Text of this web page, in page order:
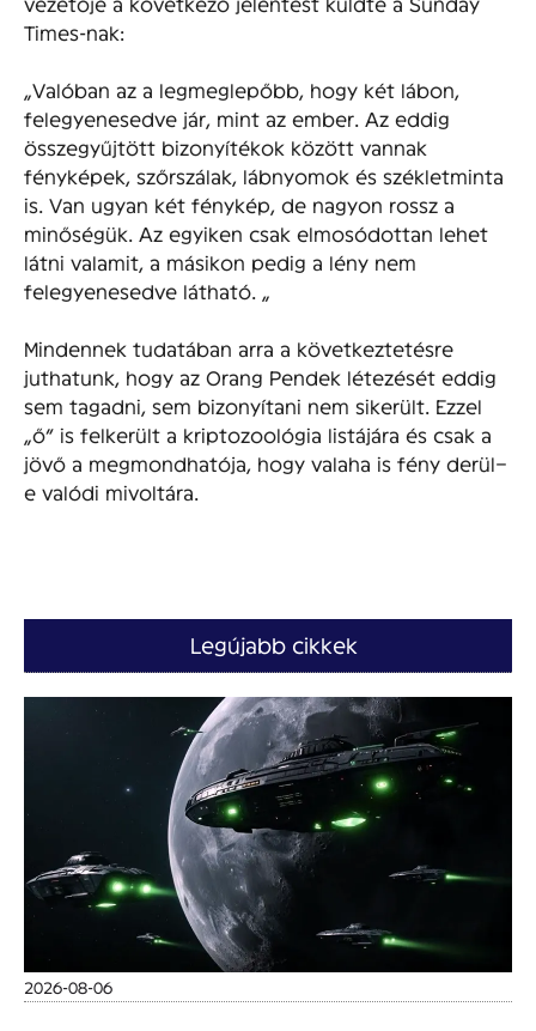
Times-nak:
„Valóban az a legmeglepőbb, hogy két lábon,
felegyenesedve jár, mint az ember. Az eddig
összegyűjtött bizonyítékok között vannak
fényképek, szőrszálak, lábnyomok és székletminta
is. Van ugyan két fénykép, de nagyon rossz a
minőségük. Az egyiken csak elmosódottan lehet
látni valamit, a másikon pedig a lény nem
felegyenesedve látható. „
Mindennek tudatában arra a következtetésre
juthatunk, hogy az Orang Pendek létezését eddig
sem tagadni, sem bizonyítani nem sikerült. Ezzel
„ő” is felkerült a kriptozoológia listájára és csak a
jövő a megmondhatója, hogy valaha is fény derül–
e valódi mivoltára.
Legújabb cikkek
2026-08-06